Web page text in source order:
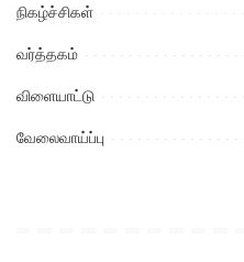
நிகழ்ச்சிகள்
வர்த்தகம்
விளையாட்டு
வேலைவாய்ப்பு